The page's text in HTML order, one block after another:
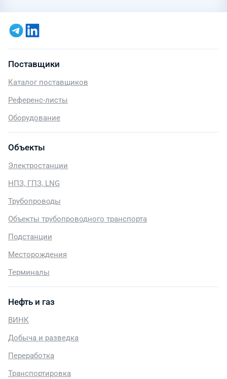
Поставщики
Каталог поставщиков
Референс-листы
Оборудование
Объекты
Электростанции
НПЗ, ГПЗ, LNG
Трубопроводы
Объекты трубопроводного транспорта
Подстанции
Месторождения
Терминалы
Нефть и газ
ВИНК
Добыча и разведка
Переработка
Транспортировка